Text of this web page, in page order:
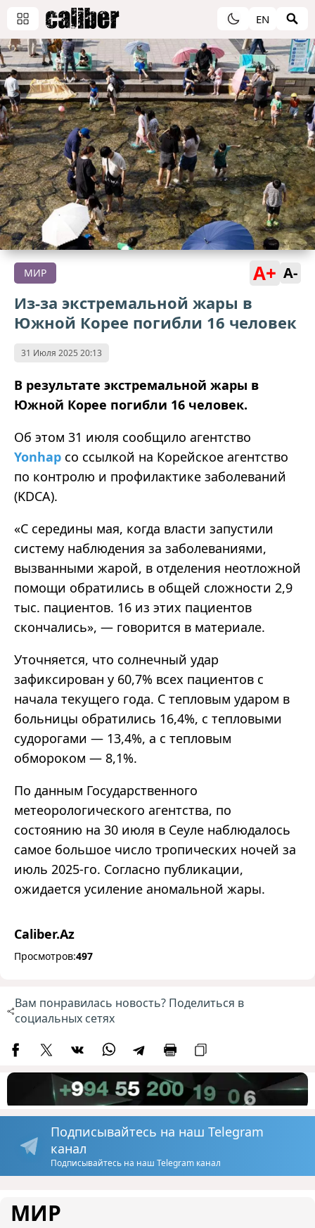
EN
МИР A+ A-
Из-за экстремальной жары в
Южной Корее погибли 16 человек
31 Июля 2025 20:13
В результате экстремальной жары в
Южной Корее погибли 16 человек.
Об этом 31 июля сообщило агентство
Yonhap со ссылкой на Корейское агентство
по контролю и профилактике заболеваний
(KDCA).
«С середины мая, когда власти запустили
систему наблюдения за заболеваниями,
вызванными жарой, в отделения неотложной
помощи обратились в общей сложности 2,9
тыс. пациентов. 16 из этих пациентов
скончались», — говорится в материале.
Уточняется, что солнечный удар
зафиксирован у 60,7% всех пациентов с
начала текущего года. С тепловым ударом в
больницы обратились 16,4%, с тепловыми
судорогами — 13,4%, а с тепловым
обмороком — 8,1%.
По данным Государственного
метеорологического агентства, по
состоянию на 30 июля в Сеуле наблюдалось
самое большое число тропических ночей за
июль 2025-го. Согласно публикации,
ожидается усиление аномальной жары.
Caliber.Az
Просмотров:497
Вам понравилась новость? Поделиться в
социальных сетях
Подписывайтесь на наш Telegram
канал
Подписывайтесь на наш Telegram канал
МИР